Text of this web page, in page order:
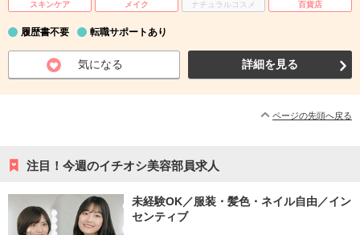
スキンケア メイク ナチュラルコスメ 百貨店
履歴書不要 転職サポートあり
気になる 詳細を見る
ページの先頭へ戻る
注目！今週のイチオシ美容部員求人
未経験OK／服装・髪色・ネイル自由／イン
センティブ